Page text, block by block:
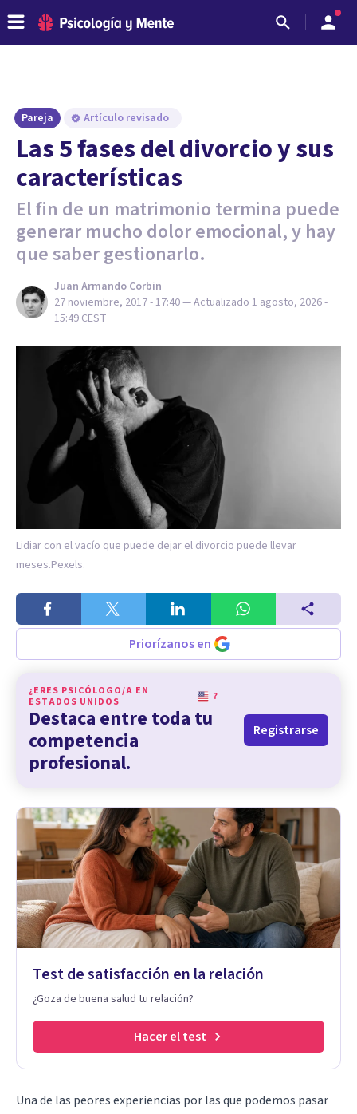
Pareja Artículo revisado
Las 5 fases del divorcio y sus
características
El fin de un matrimonio termina puede
generar mucho dolor emocional, y hay
que saber gestionarlo.
Juan Armando Corbin
27 noviembre, 2017 - 17:40— Actualizado 1 agosto, 2026 -
15:49 CEST
Lidiar con el vacío que puede dejar el divorcio puede llevar
meses.Pexels.
Priorízanos en
¿ERES PSICÓLOGO/A EN
ESTADOS UNIDOS
?
Destaca entre toda tu
competencia
profesional.
Registrarse
Test de satisfacción en la relación
¿Goza de buena salud tu relación?
Hacer el test
Una de las peores experiencias por las que podemos pasar